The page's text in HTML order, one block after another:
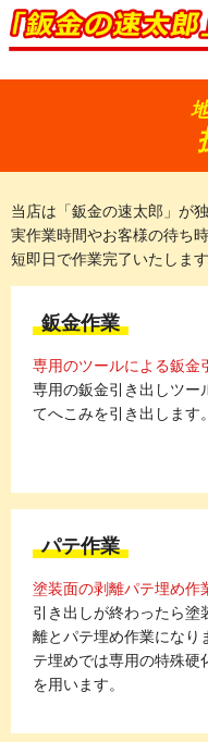
当店は「鈑金の速太郎」が
実作業時間やお客様の待ち
短即日で作業完了いたします
鈑金作業
専用のツールによる鈑金
専用の鈑金引き出しツー
てへこみを引き出します。
パテ作業
塗装面の剥離パテ埋め作
引き出しが終わったら塗
離とパテ埋め作業になり
テ埋めでは専用の特殊硬
を用います。